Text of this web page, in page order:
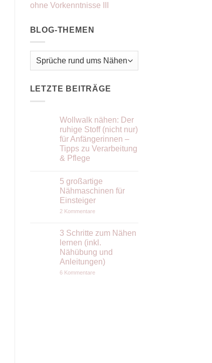
ohne Vorkenntnisse III
BLOG-THEMEN
Blog-
Themen
LETZTE BEITRÄGE
Wollwalk nähen: Der
ruhige Stoff (nicht nur)
für Anfängerinnen –
Tipps zu Verarbeitung
& Pflege
zu
Wollwalk
nähen:
Der
Stoff
für
Anfängerinnen
–
Tipps
zu
Verarbeitung
&
5 großartige
Nähmaschinen für
Einsteiger
2 Kommentarezu
Nähmaschinen
für
Einsteiger
3 Schritte zum Nähen
lernen (inkl.
Nähübung und
Anleitungen)
6 Kommentarezu